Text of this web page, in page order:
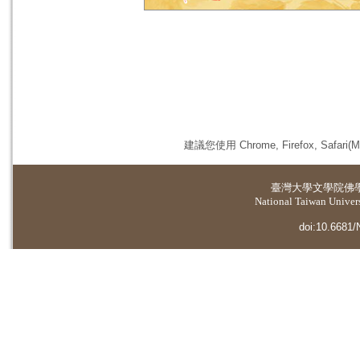
建議您使用 Chrome, Firefox,
臺灣大學文學院佛
National Taiwan
doi:10.6681/